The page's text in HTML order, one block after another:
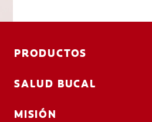
PRODUCTOS
SALUD BUCAL
MISIÓN